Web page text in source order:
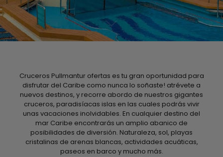
Cruceros Pullmantur ofertas es tu gran oportunidad para
disfrutar del Caribe como nunca lo soñaste! atrévete a
nuevos destinos, y recorre abordo de nuestros gigantes
cruceros, paradisíacas islas en las cuales podrás vivir
unas vacaciones inolvidables. En cualquier destino del
mar Caribe encontrarás un amplio abanico de
posibilidades de diversión. Naturaleza, sol, playas
cristalinas de arenas blancas, actividades acuáticas,
paseos en barco y mucho más.